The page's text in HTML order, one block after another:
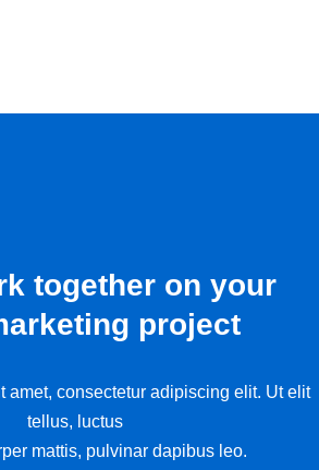
together on your
project
amet, consectetur adipiscing elit. Ut elit
tellus, luctus
mattis, pulvinar dapibus leo.